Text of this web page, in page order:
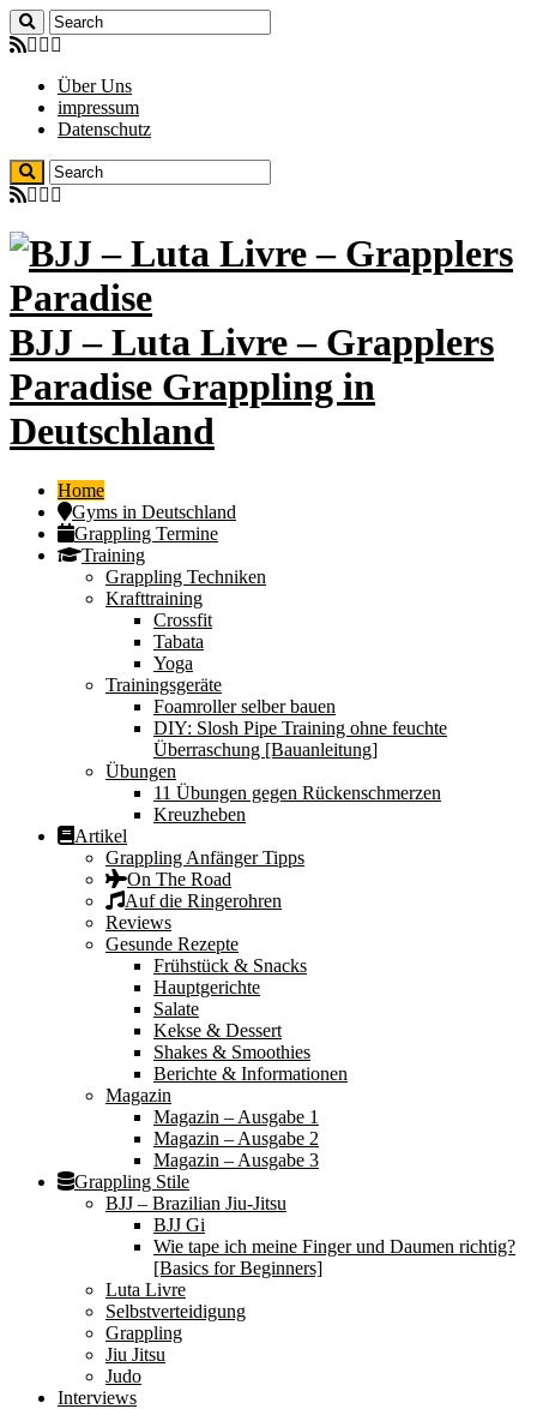
Über Uns
impressum
Datenschutz
BJJ – Luta Livre – Grapplers
Paradise Grappling in
Deutschland
Home
Gyms in Deutschland
Grappling Termine
Training
Grappling Techniken
Krafttraining
Crossfit
Tabata
Yoga
Trainingsgeräte
Foamroller selber bauen
DIY: Slosh Pipe Training ohne feuchte
Überraschung [Bauanleitung]
Übungen
11 Übungen gegen Rückenschmerzen
Kreuzheben
Artikel
Grappling Anfänger Tipps
On The Road
Auf die Ringerohren
Reviews
Gesunde Rezepte
Frühstück & Snacks
Hauptgerichte
Salate
Kekse & Dessert
Shakes & Smoothies
Berichte & Informationen
Magazin
Magazin – Ausgabe 1
Magazin – Ausgabe 2
Magazin – Ausgabe 3
Grappling Stile
BJJ – Brazilian Jiu-Jitsu
BJJ Gi
Wie tape ich meine Finger und Daumen richtig?
[Basics for Beginners]
Luta Livre
Selbstverteidigung
Grappling
Jiu Jitsu
Judo
Interviews